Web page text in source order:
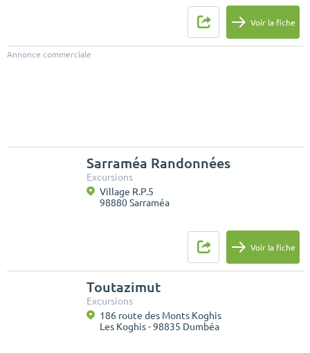
Voir la fiche
Annonce commerciale
Sarraméa Randonnées
Excursions
Village R.P.5
98880 Sarraméa
Voir la fiche
Toutazimut
Excursions
186 route des Monts Koghis
Les Koghis - 98835 Dumbéa